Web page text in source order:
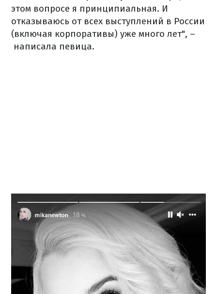
этом вопросе я принципиальная. И
отказываюсь от всех выступлений в России
(включая корпоративы) уже много лет", –
написала певица.